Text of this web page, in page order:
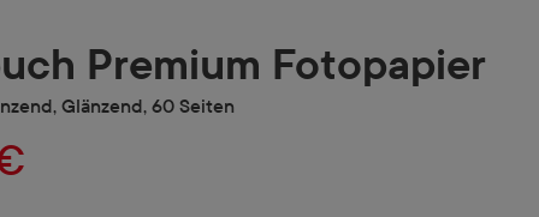
Premium Fotopapier
Glänzend, 60 Seiten